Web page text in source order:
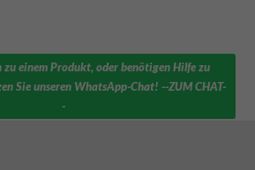
zu einem Produkt, oder benötigen Hilfe zu
Sie unseren WhatsApp-Chat! --ZUM CHAT-
-